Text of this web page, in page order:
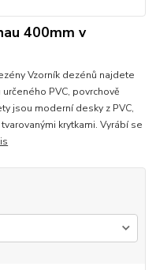
400mm v
Vzorník dezénů najdete
PVC, povrchově
jsou moderní desky z PVC,
krytkami. Vyrábí se